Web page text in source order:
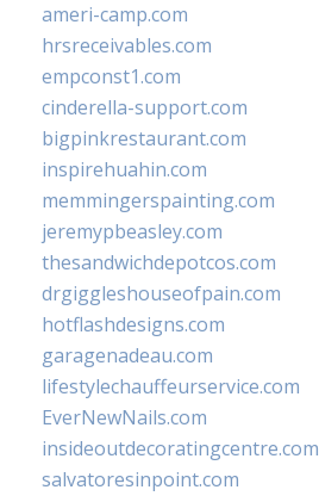
ameri-camp.com
hrsreceivables.com
empconst1.com
cinderella-support.com
bigpinkrestaurant.com
inspirehuahin.com
memmingerspainting.com
jeremypbeasley.com
thesandwichdepotcos.com
drgiggleshouseofpain.com
hotflashdesigns.com
garagenadeau.com
lifestylechauffeurservice.com
EverNewNails.com
insideoutdecoratingcentre.com
salvatoresinpoint.com